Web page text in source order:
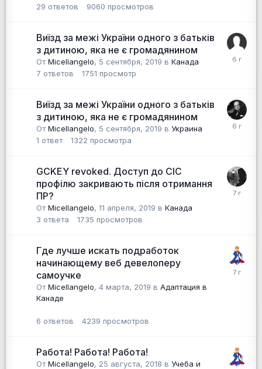
29 ответов 9060 просмотров
Виїзд за межі України одного з батьків
з дитиною, яка не є громадянином
ОтMicellangelo, 5 сентября, 2019 в Канада
7 ответов 1751 просмотр
Виїзд за межі України одного з батьків
з дитиною, яка не є громадянином
ОтMicellangelo, 5 сентября, 2019 в Украина
1 ответ 1322 просмотра
GCKEY revoked. Доступ до СІС
профілю закривають після отримання
ПР?
ОтMicellangelo, 11 апреля, 2019 в Канада
3 ответа 1735 просмотров
Где лучше искать подработок
начинающему веб девелоперу
самоучке
ОтMicellangelo, 4 марта, 2019 в Адаптация в
Канаде
6 ответов 4239 просмотров
Работа! Работа! Работа!
ОтMicellangelo, 25 августа, 2018 в Учеба и